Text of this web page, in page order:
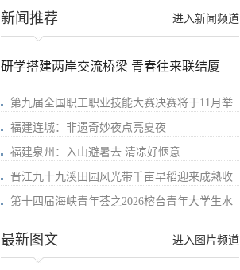
进入新闻频道
新闻推荐
研学搭建两岸交流桥梁 青春往来联结厦
第九届全国职工职业技能大赛决赛将于11月举
福建连城：非遗奇妙夜点亮夏夜
福建泉州：入山避暑去 清凉好惬意
晋江九十九溪田园风光带千亩早稻迎来成熟收
第十四届海峡青年荟之2026榕台青年大学生水
进入图片频道
最新图文